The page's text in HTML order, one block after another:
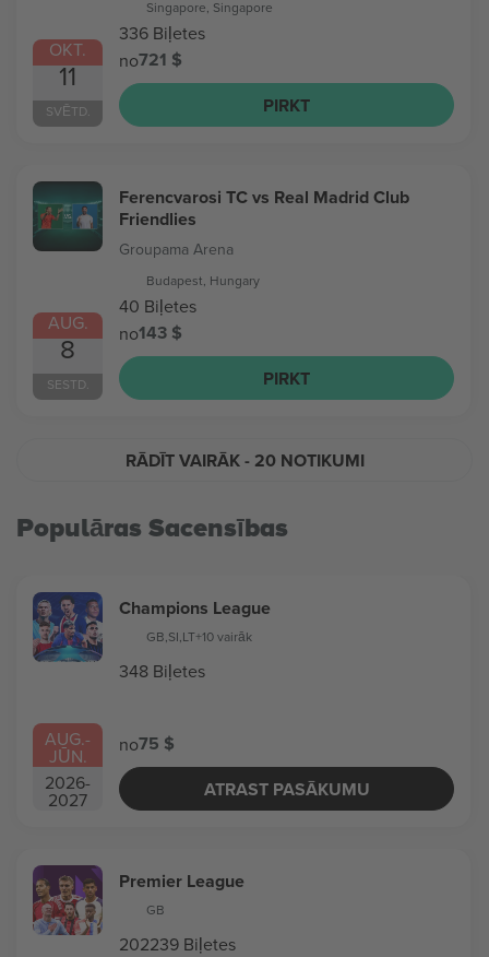
OKT.
11
SVĒTD.
Singapore, Singapore
336 Biļetes
no721 $
PIRKT
AUG.
8
SESTD.
Ferencvarosi TC vs Real Madrid Club
Friendlies
Groupama Arena
Budapest, Hungary
40 Biļetes
no143 $
PIRKT
RĀDĪT VAIRĀK- 20 NOTIKUMI
Populāras Sacensības
AUG.-
JŪN.
2026-
2027
Champions League
GB,SI,LT+10 vairāk
348 Biļetes
no75 $
ATRAST PASĀKUMU
Premier League
GB
202239 Biļetes